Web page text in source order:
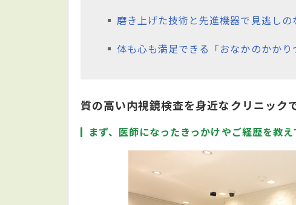
磨き上げた技術と先進機器で見逃しの
体も心も満足できる「おなかのかか
質の高い内視鏡検査を身近なクリニック
まず、医師になったきっかけやご経歴を教え